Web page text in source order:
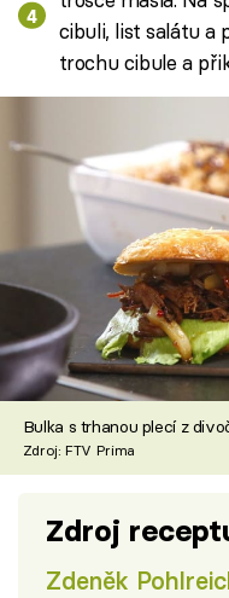
cibuli, list salátu a
trochu cibule a
Bulka s trhanou plecí z
Zdroj: FTV Prima
Zdroj
Zdeněk